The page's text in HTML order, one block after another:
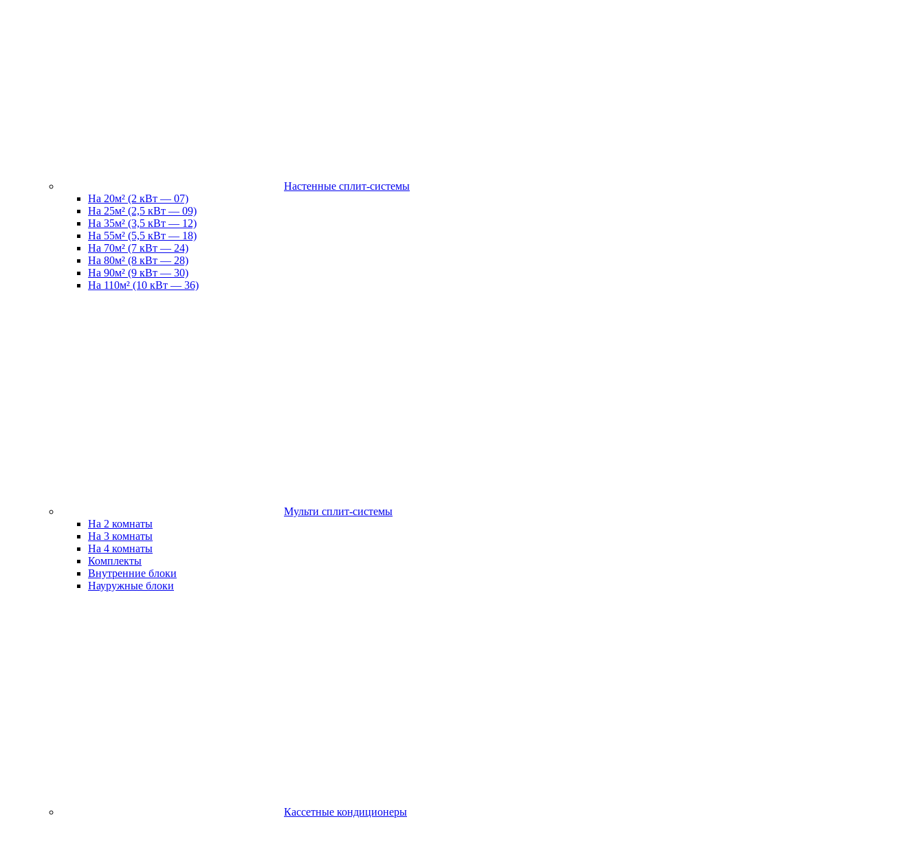
Настенные сплит-системы
На 20м² (2 кВт — 07)
На 25м² (2,5 кВт — 09)
На 35м² (3,5 кВт — 12)
На 55м² (5,5 кВт — 18)
На 70м² (7 кВт — 24)
На 80м² (8 кВт — 28)
На 90м² (9 кВт — 30)
На 110м² (10 кВт — 36)
Мульти сплит-системы
На 2 комнаты
На 3 комнаты
На 4 комнаты
Комплекты
Внутренние блоки
Науружные блоки
Кассетные кондиционеры